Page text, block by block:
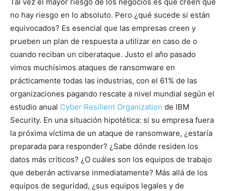
no hay riesgo en lo absoluto. Pero ¿qué sucede si están
equivocados? Es esencial que las empresas creen y
prueben un plan de respuesta a utilizar en caso de o
cuando reciban un ciberataque. Justo el año pasado
vimos muchísimos ataques de ransomware en
prácticamente todas las industrias, con el 61% de las
organizaciones pagando rescate a nivel mundial según el
estudio anual Cyber Resilient Organization de IBM
Security. En una situación hipotética: si su empresa fuera
la próxima víctima de un ataque de ransomware, ¿estaría
preparada para responder? ¿Sabe dónde residen los
datos más críticos? ¿O cuáles son los equipos de trabajo
que deberán activarse inmediatamente? Más allá de los
equipos de seguridad, ¿sus equipos legales y de